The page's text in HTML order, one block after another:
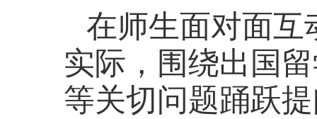
在师生面对面互
实际，围绕出国
等关切问题踊跃